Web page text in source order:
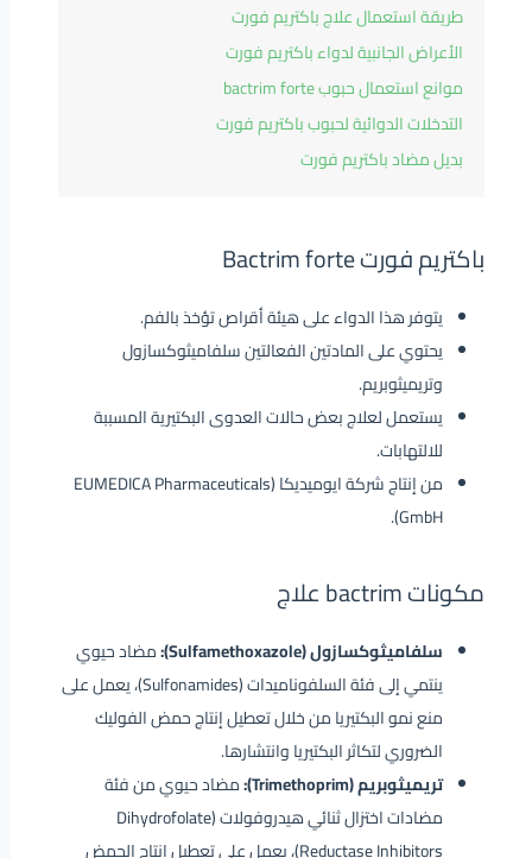
طريقة استعمال علاج باكتريم فورت
الأعراض الجانبية لدواء باكتريم فورت
موانع استعمال حبوب bactrim forte
التدخلات الدوائية لحبوب باكتريم فورت
بديل مضاد باكتريم فورت
باكتريم فورت Bactrim forte
يتوفر هذا الدواء على هيئة أقراص تؤخذ بالفم.
يحتوي على المادتين الفعالتين سلفاميثوكسازول
وتريميثوبريم.
يستعمل لعلاج بعض حالات العدوى البكتيرية المسببة
للالتهابات.
من إنتاج شركة ايوميديكا (EUMEDICA Pharmaceuticals
GmbH).
مكونات bactrim علاج
سلفاميثوكسازول (Sulfamethoxazole):
مضاد حيوي
ينتمي إلى فئة السلفوناميدات (Sulfonamides)، يعمل على
منع نمو البكتيريا من خلال تعطيل إنتاج حمض الفوليك
الضروري لتكاثر البكتيريا وانتشارها.
تريميثوبريم (Trimethoprim):
مضاد حيوي من فئة
مضادات اختزال ثنائي هيدروفولات (Dihydrofolate
Reductase Inhibitors)، يعمل على تعطيل إنتاج الحمض